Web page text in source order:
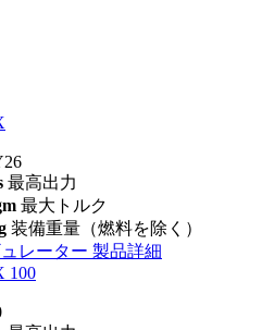
最高出力
最大トルク
装備重量（燃料を除く）
レーター 製品詳細
100